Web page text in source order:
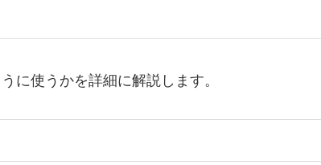
に使うかを詳細に解説します。